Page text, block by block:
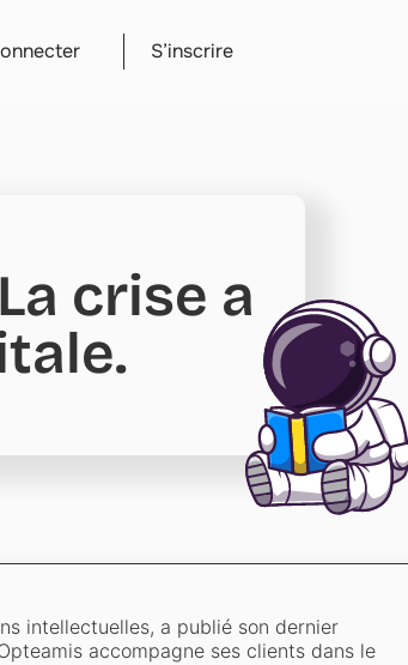
S’inscrire
crise a
intellectuelles, a publié son dernier
accompagne ses clients dans le